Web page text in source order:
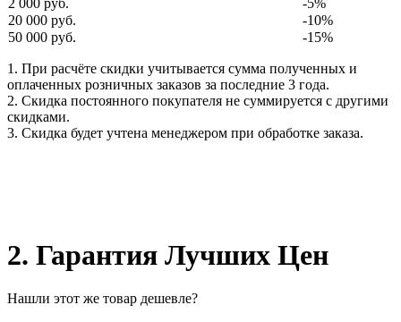
20 000 руб.
-10%
50 000 руб.
-15%
1. При расчёте скидки учитывается сумма полученных и
оплаченных розничных заказов за последние 3 года.
2. Скидка постоянного покупателя не суммируется с другими
скидками.
3. Скидка будет учтена менеджером при обработке заказа.
2. Гарантия Лучших Цен
Нашли этот же товар дешевле?